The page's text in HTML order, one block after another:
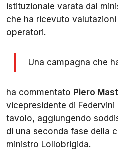
istituzionale varata dal
che ha ricevuto
operatori.
Una campagna che
ha commentato Piero
vicepresidente di
tavolo, aggiungendo
di una seconda fase della
ministro Lollobrigida.